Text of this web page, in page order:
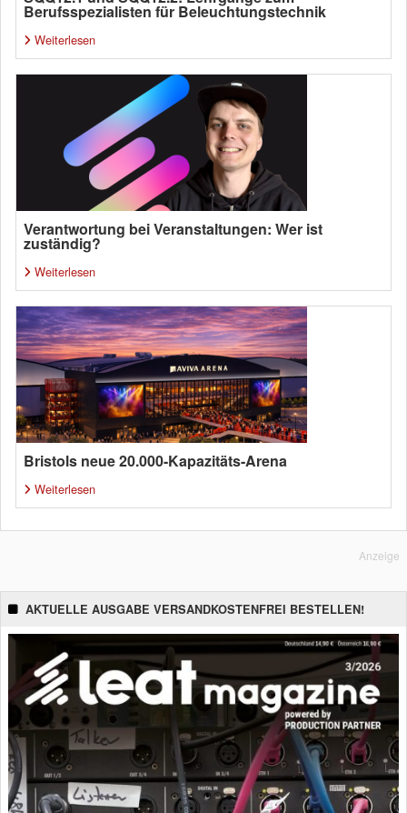
Berufsspezialisten für Beleuchtungstechnik
Weiterlesen
Verantwortung bei Veranstaltungen: Wer ist
zuständig?
Weiterlesen
Bristols neue 20.000-Kapazitäts-Arena
Weiterlesen
Anzeige
AKTUELLE AUSGABE VERSANDKOSTENFREI BESTELLEN!